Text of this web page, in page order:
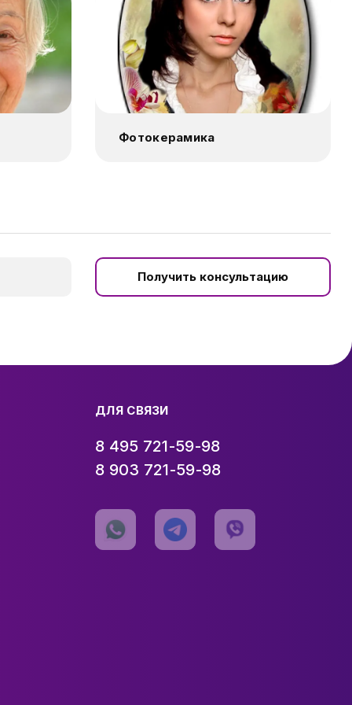
Фотокерамика
Получить консультацию
ДЛЯ СВЯЗИ
8 495 721-59-98
8 903 721-59-98